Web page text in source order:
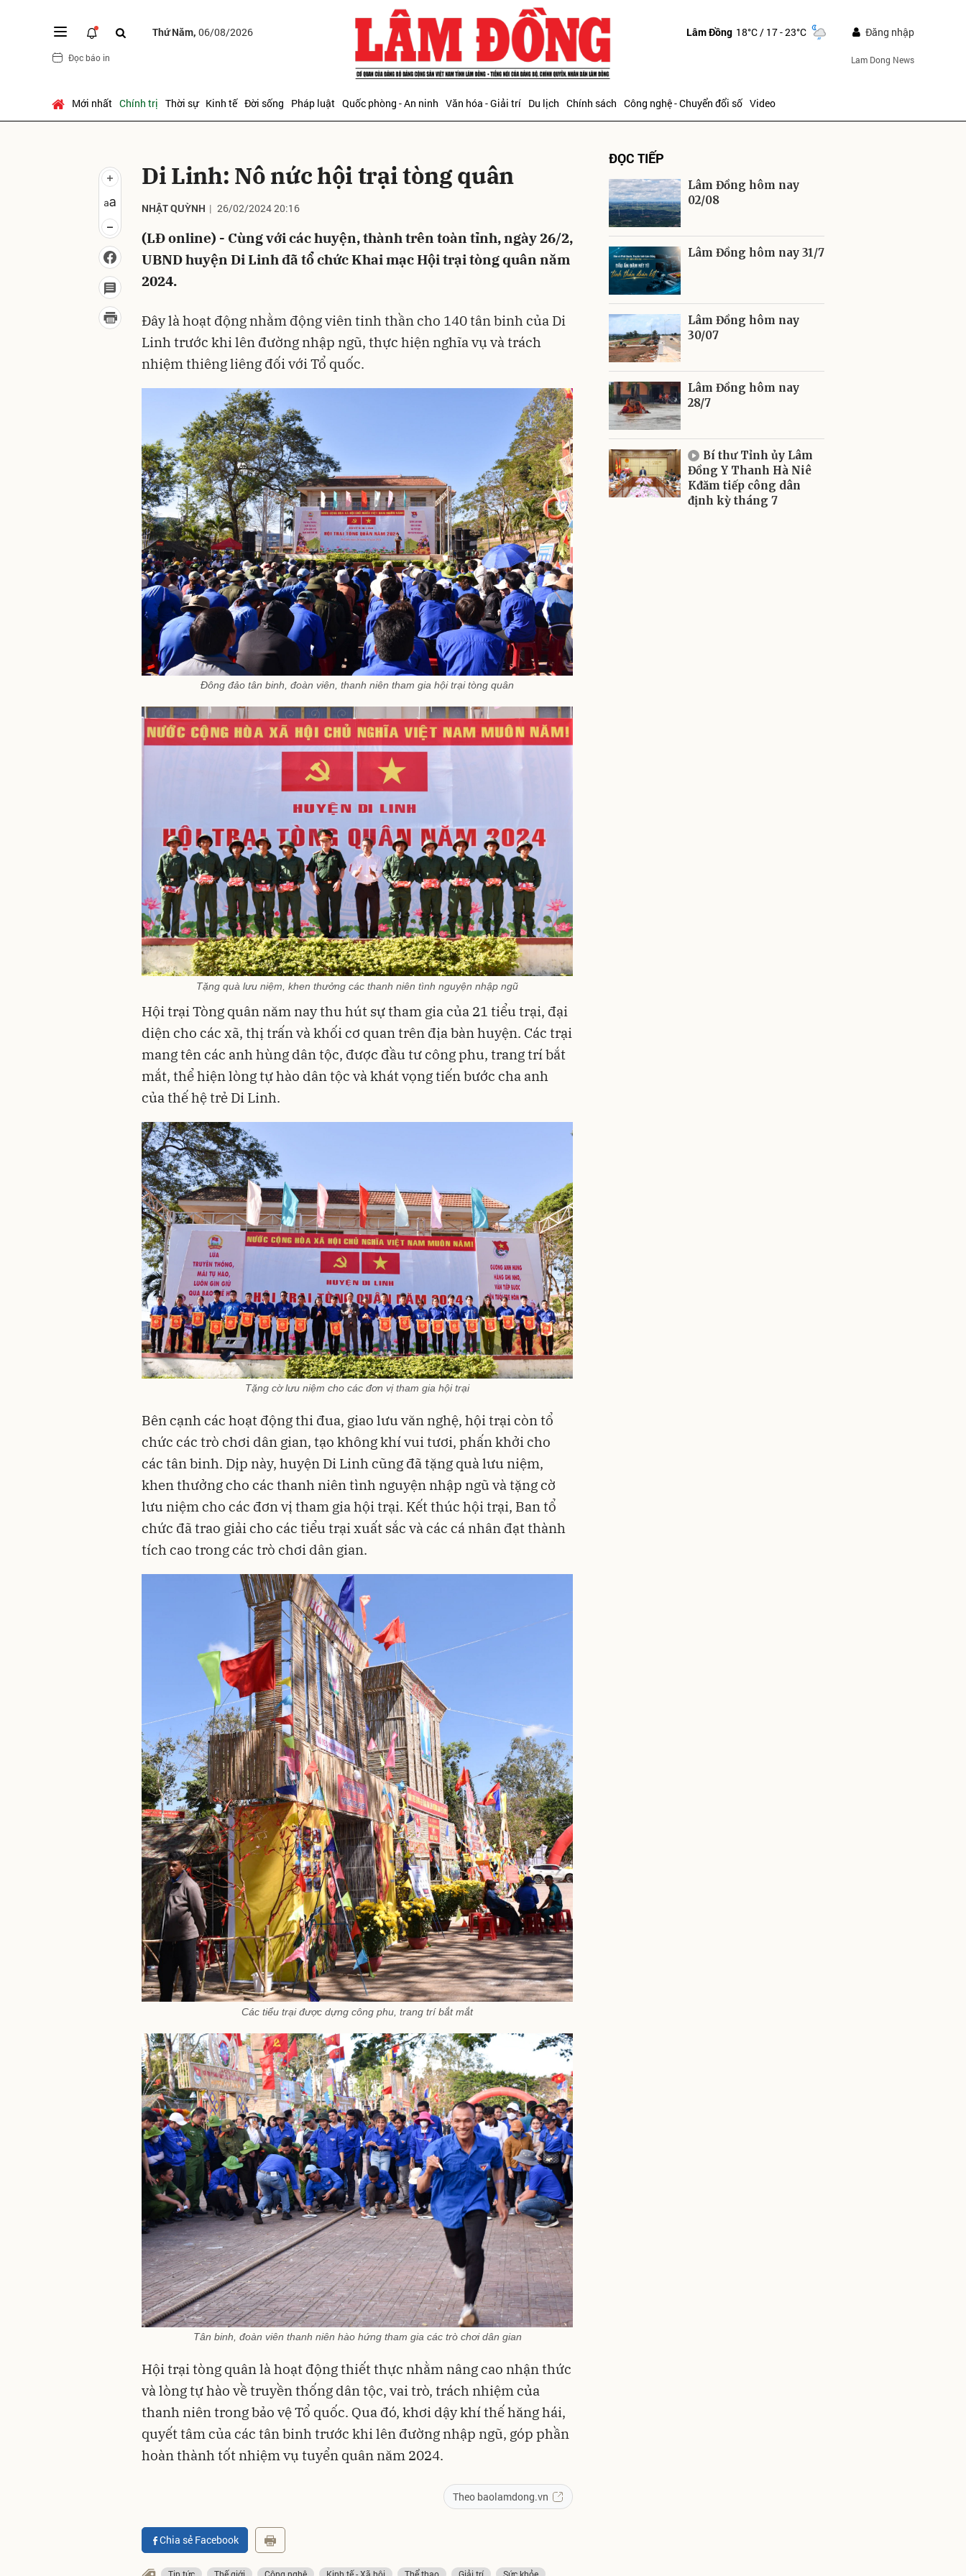
Thứ Năm, 06/08/2026
Đọc báo in
Lâm Đồng 18°C/ 17 - 23°C Đăng nhập
Lam Dong News
Mới nhất Chính trị Thời sự Kinh tế Đời sống Pháp luật Quốc phòng - An ninh Văn hóa - Giải trí Du lịch Chính sách Công nghệ - Chuyển đổi số Video
Di Linh: Nô nức hội trại tòng quân
NHẬT QUỲNH 26/02/2024 20:16
(LĐ online) - Cùng với các huyện, thành trên toàn tỉnh, ngày 26/2,
UBND huyện Di Linh đã tổ chức Khai mạc Hội trại tòng quân năm
2024.
Đây là hoạt động nhằm động viên tinh thần cho 140 tân binh của Di
Linh trước khi lên đường nhập ngũ, thực hiện nghĩa vụ và trách
nhiệm thiêng liêng đối với Tổ quốc.
Đông đảo tân binh, đoàn viên, thanh niên tham gia hội trại tòng quân
Tặng quà lưu niệm, khen thưởng các thanh niên tình nguyện nhập ngũ
Hội trại Tòng quân năm nay thu hút sự tham gia của 21 tiểu trại, đại
diện cho các xã, thị trấn và khối cơ quan trên địa bàn huyện. Các trại
mang tên các anh hùng dân tộc, được đầu tư công phu, trang trí bắt
mắt, thể hiện lòng tự hào dân tộc và khát vọng tiến bước cha anh
của thế hệ trẻ Di Linh.
Tặng cờ lưu niệm cho các đơn vị tham gia hội trại
Bên cạnh các hoạt động thi đua, giao lưu văn nghệ, hội trại còn tổ
chức các trò chơi dân gian, tạo không khí vui tươi, phấn khởi cho
các tân binh. Dịp này, huyện Di Linh cũng đã tặng quà lưu niệm,
khen thưởng cho các thanh niên tình nguyện nhập ngũ và tặng cờ
lưu niệm cho các đơn vị tham gia hội trại. Kết thúc hội trại, Ban tổ
chức đã trao giải cho các tiểu trại xuất sắc và các cá nhân đạt thành
tích cao trong các trò chơi dân gian.
Các tiểu trại được dựng công phu, trang trí bắt mắt
Tân binh, đoàn viên thanh niên hào hứng tham gia các trò chơi dân gian
Hội trại tòng quân là hoạt động thiết thực nhằm nâng cao nhận thức
và lòng tự hào về truyền thống dân tộc, vai trò, trách nhiệm của
thanh niên trong bảo vệ Tổ quốc. Qua đó, khơi dậy khí thế hăng hái,
quyết tâm của các tân binh trước khi lên đường nhập ngũ, góp phần
hoàn thành tốt nhiệm vụ tuyển quân năm 2024.
Theo baolamdong.vn
Chia sẻ Facebook
ĐỌC TIẾP
Lâm Đồng hôm nay
02/08
Lâm Đồng hôm nay 31/7
Lâm Đồng hôm nay
30/07
Lâm Đồng hôm nay
28/7
Bí thư Tỉnh ủy Lâm
Đồng Y Thanh Hà Niê
Kđăm tiếp công dân
định kỳ tháng 7
Gửi bình luận
Hủy Gửi